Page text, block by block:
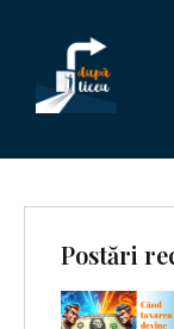
Postări